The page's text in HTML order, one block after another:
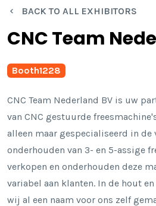
BACK TO ALL EXHIBITORS
CNC Team
Booth1228
CNC Team Nederland BV is uw
van CNC gestuurde
alleen maar gespecialiseerd in de
onderhouden van 3- en 5-assige
verkopen en onderhouden deze
variabel aan klanten. In de hout
wij al een naam voor ons zelf